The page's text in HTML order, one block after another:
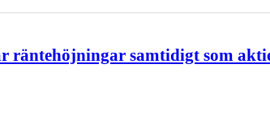
samtidigt som